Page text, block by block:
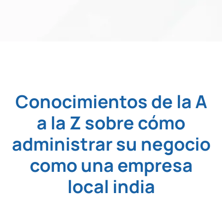
Conocimientos de la A
a la Z sobre cómo
administrar su negocio
como una empresa
local india